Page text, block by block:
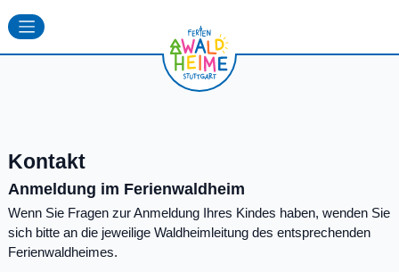
Kontakt
Anmeldung im Ferienwaldheim
Wenn Sie Fragen zur Anmeldung Ihres Kindes haben, wenden Sie
sich bitte an die jeweilige Waldheimleitung des entsprechenden
Ferienwaldheimes.